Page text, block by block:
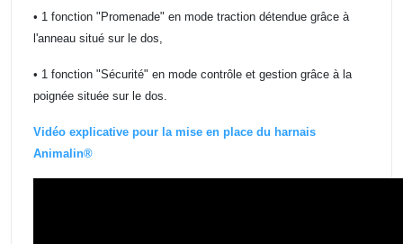
• 1 fonction "Promenade" en mode traction détendue grâce à
l'anneau situé sur le dos,
• 1 fonction "Sécurité" en mode contrôle et gestion grâce à la
poignée située sur le dos.
Vidéo explicative pour la mise en place du harnais
Animalin®